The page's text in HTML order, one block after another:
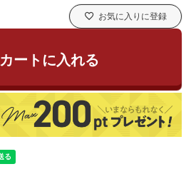
お気に入りに登録
カートに入れる